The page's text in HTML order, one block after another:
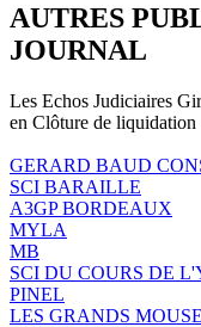
AUTRES
JOURNAL
Les Echos Judiciaires
en Clôture de liquidation
GERARD BAUD
SCI BARAILLE
A3GP BORDEAUX
MYLA
MB
SCI DU COURS DE
PINEL
LES GRANDS